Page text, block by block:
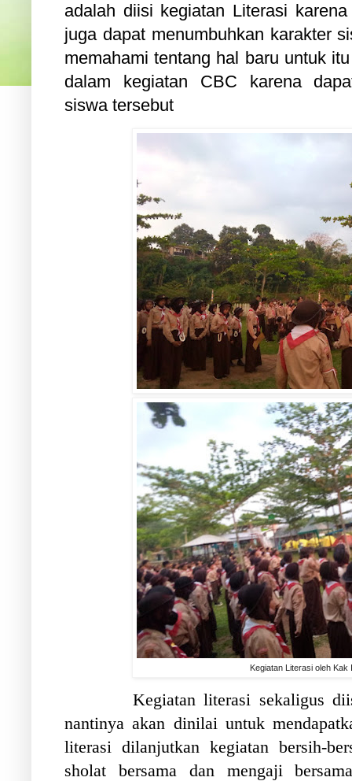
adalah diisi kegiatan Literasi
juga dapat menumbuhkan karakter
memahami tentang hal baru untuk
dalam kegiatan CBC karena
siswa tersebut
Kegiatan Literasi oleh Kak
Kegiatan literasi sekaligus
nantinya akan dinilai untuk
literasi dilanjutkan kegiatan bersih-
sholat bersama dan mengaji